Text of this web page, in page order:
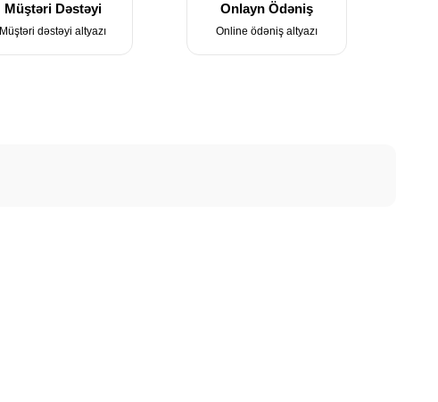
Müştəri Dəstəyi
Müştəri dəstəyi altyazı
Onlayn Ödəniş
Online ödəniş altyazı